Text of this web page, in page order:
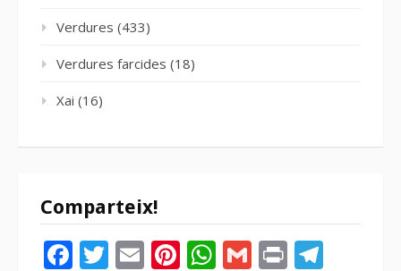
Verdures (433)
Verdures farcides (18)
Xai (16)
Comparteix!
Facebook
Twitter
EmailPinterest
WhatsApp
Gmail
Print